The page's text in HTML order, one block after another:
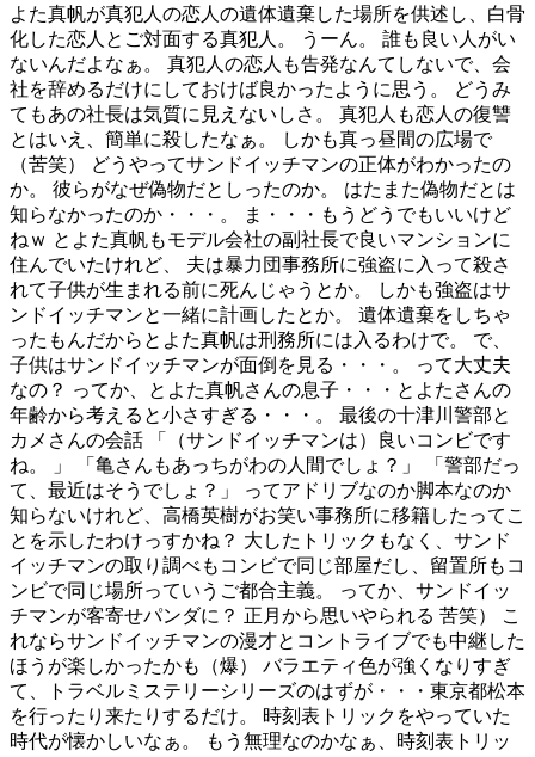
よた真帆が真犯人の恋人の遺体遺棄した場所を供述し、白骨
化した恋人とご対面する真犯人。 うーん。 誰も良い人がい
ないんだよなぁ。 真犯人の恋人も告発なんてしないで、会
社を辞めるだけにしておけば良かったように思う。 どうみ
てもあの社長は気質に見えないしさ。 真犯人も恋人の復讐
とはいえ、簡単に殺したなぁ。 しかも真っ昼間の広場で
（苦笑） どうやってサンドイッチマンの正体がわかったの
か。 彼らがなぜ偽物だとしったのか。 はたまた偽物だとは
知らなかったのか・・・。 ま・・・もうどうでもいいけど
ねｗ とよた真帆もモデル会社の副社長で良いマンションに
住んでいたけれど、 夫は暴力団事務所に強盗に入って殺さ
れて子供が生まれる前に死んじゃうとか。 しかも強盗はサ
ンドイッチマンと一緒に計画したとか。 遺体遺棄をしちゃ
ったもんだからとよた真帆は刑務所には入るわけで。 で、
子供はサンドイッチマンが面倒を見る・・・。 って大丈夫
なの？ ってか、とよた真帆さんの息子・・・とよたさんの
年齢から考えると小さすぎる・・・。 最後の十津川警部と
カメさんの会話 「（サンドイッチマンは）良いコンビです
ね。 」 「亀さんもあっちがわの人間でしょ？」 「警部だっ
て、最近はそうでしょ？」 ってアドリブなのか脚本なのか
知らないけれど、高橋英樹がお笑い事務所に移籍したってこ
とを示したわけっすかね？ 大したトリックもなく、サンド
イッチマンの取り調べもコンビで同じ部屋だし、留置所もコ
ンビで同じ場所っていうご都合主義。 ってか、サンドイッ
チマンが客寄せパンダに？ 正月から思いやられる 苦笑） こ
れならサンドイッチマンの漫才とコントライブでも中継した
ほうが楽しかったかも（爆） バラエティ色が強くなりすぎ
て、トラベルミステリーシリーズのはずが・・・東京都松本
を行ったり来たりするだけ。 時刻表トリックをやっていた
時代が懐かしいなぁ。 もう無理なのかなぁ、時刻表トリッ